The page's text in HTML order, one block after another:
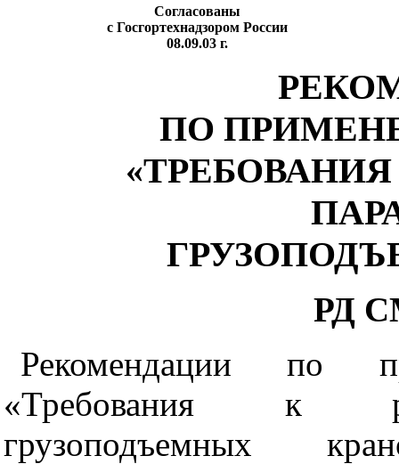
Согласованы
с Госгортехнадзором России
08.09.03 г.
ПО
РД
Рекомендации по
«Требования к
грузоподъемных